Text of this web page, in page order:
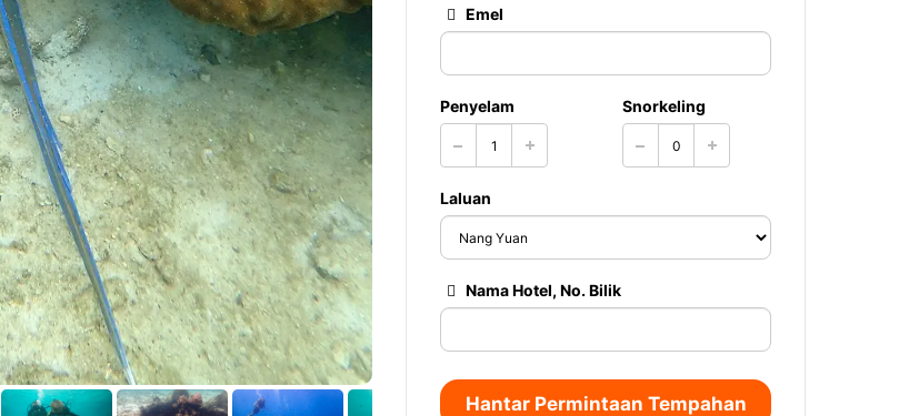
Emel
Penyelam Snorkeling
Laluan
Nama Hotel, No. Bilik
Hantar Permintaan Tempahan